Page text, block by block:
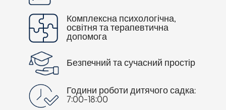
Комплексна психологічна,
освітня та терапевтична
допомога
Безпечний та сучасний простір
Години роботи дитячого садка:
7:00-18:00